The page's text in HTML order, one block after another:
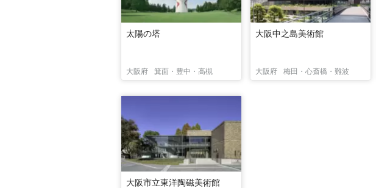
太陽の塔
大阪府 箕面・豊中・高槻
大阪中之島美術館
大阪府 梅田・心斎橋・難波
大阪市立東洋陶磁美術館